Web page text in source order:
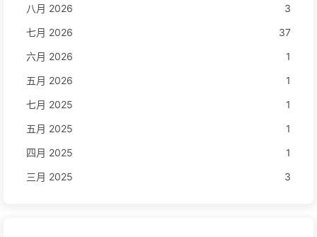
八月 2026
3
七月 2026
37
六月 2026
1
五月 2026
1
七月 2025
1
五月 2025
1
四月 2025
1
三月 2025
3